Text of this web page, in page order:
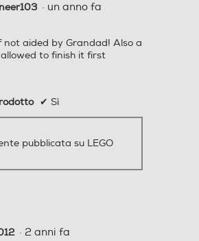
· un anno fa
not aided by Grandad! Also a
to finish it first
✔ Sì
pubblicata su LEGO
· 2 anni fa